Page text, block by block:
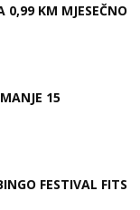
KM MJESEČNO
15
FESTIVAL FITS